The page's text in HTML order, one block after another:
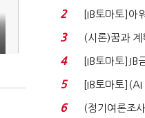
격…추미애,
2
[IB토마토]아
340억 베팅…
3 (시론)꿈과 계
4
[IB토마토
실적 견인은
5
[IB토마토
80% 개선…
6
(정기여론조